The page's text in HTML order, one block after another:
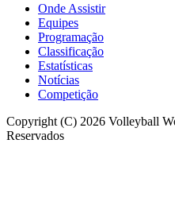
Onde Assistir
Equipes
Programação
Classificação
Estatísticas
Notícias
Competição
Copyright (C) 2026 Volleyball
Reservados